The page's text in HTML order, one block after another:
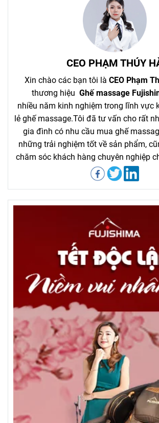
CEO PHẠM THÚY
Xin chào các bạn tôi là CEO Phạm
thương hiệu Ghế massage
nhiều năm kinh nghiệm trong lĩnh vực
lẻ ghế massage.Tôi đã tư vấn cho rất
gia đình có nhu cầu mua ghế
những trải nghiệm tốt về sản phẩm,
chăm sóc khách hàng chuyên nghiệp